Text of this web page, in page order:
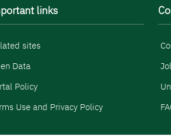
links
sites
Data
Policy
Use and Privacy Policy